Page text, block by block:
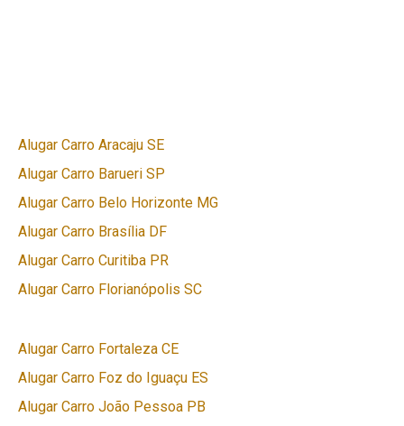
Alugar Carro Aracaju SE
Alugar Carro Barueri SP
Alugar Carro Belo Horizonte MG
Alugar Carro Brasília DF
Alugar Carro Curitiba PR
Alugar Carro Florianópolis SC
Alugar Carro Fortaleza CE
Alugar Carro Foz do Iguaçu ES
Alugar Carro João Pessoa PB